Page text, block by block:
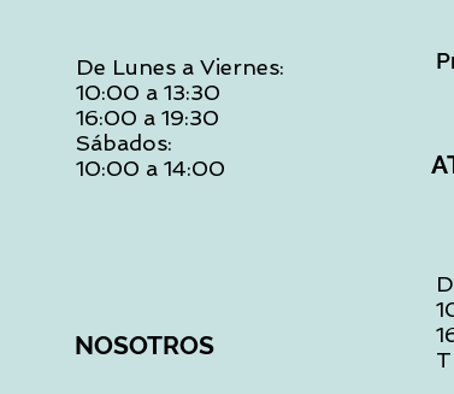
De Lunes a Viernes:
10:00 a 13:30
16:00 a 19:30
Sábados:
10:00 a 14:00
NOSOTROS